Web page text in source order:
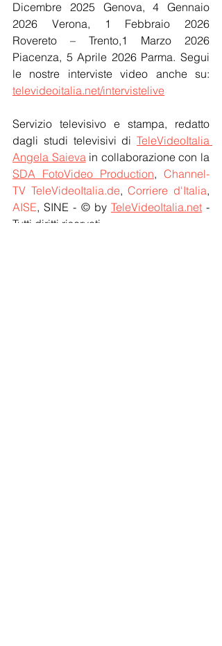
Dicembre 2025 Genova, 4 Gennaio
2026 Verona, 1 Febbraio 2026
Rovereto – Trento,1 Marzo 2026
Piacenza, 5 Aprile 2026 Parma. Segui
televideoitalia.net/intervistelive
Servizio televisivo e stampa, redatto
dagli studi televisivi di TeleVideoItalia
Angela Saieva
SDA FotoVideo Production, Channel-
TV TeleVideoItalia.de, Corriere d'Italia
AISE, SINE - © by TeleVideoItalia.net -
Tutti diritti riservati